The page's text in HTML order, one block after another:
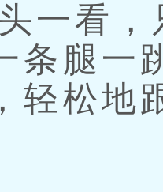
一看，
条腿一
轻松地